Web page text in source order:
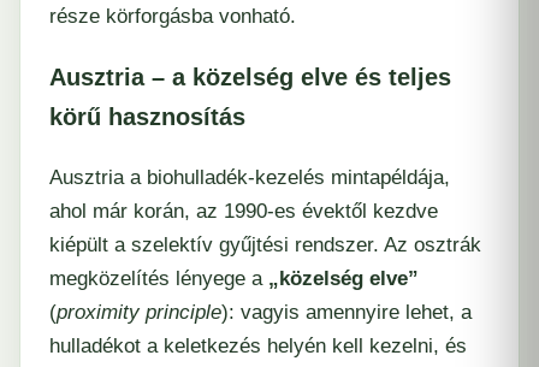
része körforgásba vonható.
Ausztria – a közelség elve és teljes
körű hasznosítás
Ausztria a biohulladék-kezelés mintapéldája,
ahol már korán, az 1990-es évektől kezdve
kiépült a szelektív gyűjtési rendszer. Az osztrák
megközelítés lényege a „közelség elve”
(proximity principle): vagyis amennyire lehet, a
hulladékot a keletkezés helyén kell kezelni, és